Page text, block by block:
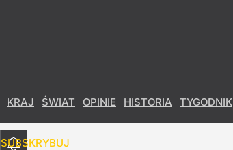
KRAJ ŚWIAT OPINIE HISTORIA TYGODNIK
SUBSKRYBUJ